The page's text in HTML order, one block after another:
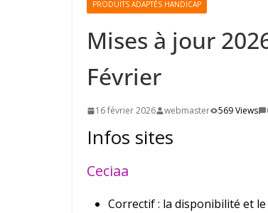
PRODUITS ADAPTÉS HANDICAP
Mises à jour
Février
16 février 2026 webmaster 569 Views
Infos sites
Ceciaa
Correctif : la disponibilité et